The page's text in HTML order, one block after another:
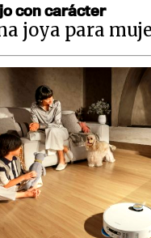
con carácter
joya para